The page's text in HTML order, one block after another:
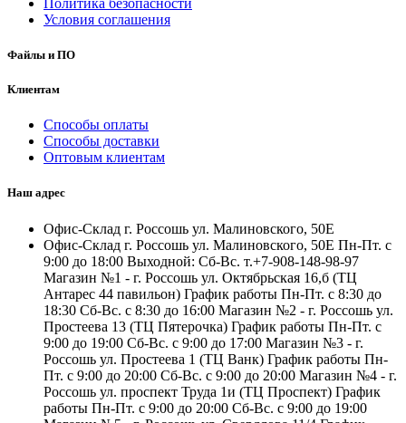
Условия соглашения
Файлы и ПО
Клиентам
Способы оплаты
Способы доставки
Оптовым клиентам
Наш адрес
Офис-Склад г. Россошь ул. Малиновского, 50Е
Офис-Склад г. Россошь ул. Малиновского, 50Е Пн-Пт. с
9:00 до 18:00 Выходной: Сб-Вс. т.+7-908-148-98-97
Магазин №1 - г. Россошь ул. Октябрьская 16,б (ТЦ
Антарес 44 павильон) График работы Пн-Пт. с 8:30 до
18:30 Сб-Вс. с 8:30 до 16:00 Магазин №2 - г. Россошь ул.
Простеева 13 (ТЦ Пятерочка) График работы Пн-Пт. с
9:00 до 19:00 Сб-Вс. с 9:00 до 17:00 Магазин №3 - г.
Россошь ул. Простеева 1 (ТЦ Ванк) График работы Пн-
Пт. с 9:00 до 20:00 Сб-Вс. с 9:00 до 20:00 Магазин №4 - г.
Россошь ул. проспект Труда 1и (ТЦ Проспект) График
работы Пн-Пт. с 9:00 до 20:00 Сб-Вс. с 9:00 до 19:00